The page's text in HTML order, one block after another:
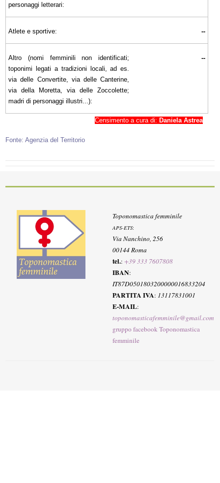
personaggi letterari:
Atlete e sportive: --
Altro (nomi femminili non identificati;
toponimi legati a tradizioni locali, ad es.
via delle Convertite, via delle Canterine,
via della Moretta, via delle Zoccolette;
madri di personaggi illustri...):
--
Censimento a cura di: Daniela Astrea
Fonte: Agenzia del Territorio
Toponomastica femminile
APS-ETS:
Via Nanchino, 256
00144 Roma
tel.:+39 333 7607808
IBAN:
IT87D0501803200000016833204
PARTITA IVA: 13117831001
E-MAIL:
toponomasticafemminile@gmail.com
gruppo facebook Toponomastica
femminile